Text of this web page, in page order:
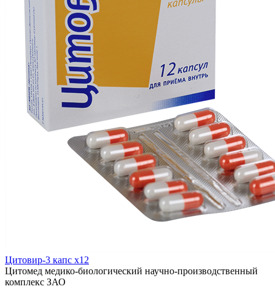
Цитовир-3 капс x12
Цитомед медико-биологический научно-производственный
комплекс ЗАО